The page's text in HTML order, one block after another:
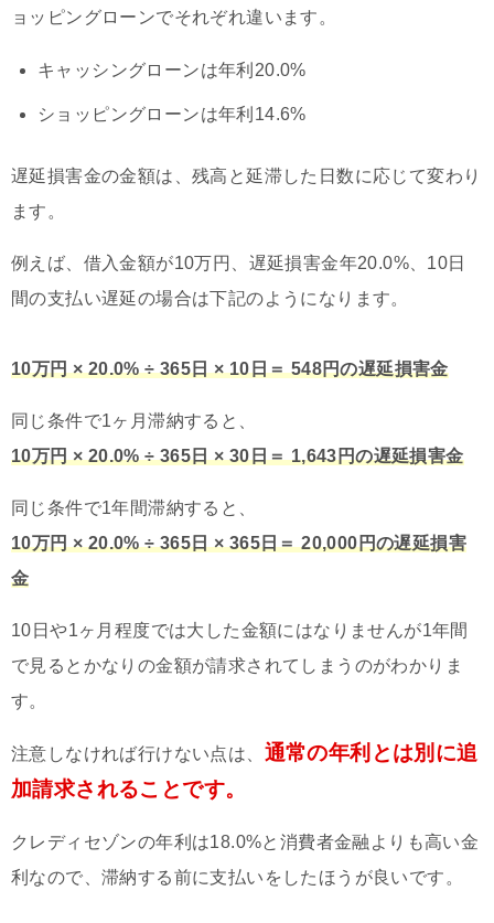
ョッピングローンでそれぞれ違います。
キャッシングローンは年利20.0%
ショッピングローンは年利14.6%
遅延損害金の金額は、残高と延滞した日数に応じて変わり
ます。
例えば、借入金額が10万円、遅延損害金年20.0%、10日
間の支払い遅延の場合は下記のようになります。
10万円 × 20.0% ÷ 365日 × 10日＝ 548円の遅延損害金
同じ条件で1ヶ月滞納すると、
10万円 × 20.0% ÷ 365日 × 30日＝ 1,643円の遅延損害金
同じ条件で1年間滞納すると、
10万円 × 20.0% ÷ 365日 × 365日＝ 20,000円の遅延損害
金
10日や1ヶ月程度では大した金額にはなりませんが1年間
で見るとかなりの金額が請求されてしまうのがわかりま
す。
注意しなければ行けない点は、 通常の年利とは別に追
加請求されることです。
クレディセゾンの年利は18.0%と消費者金融よりも高い金
利なので、滞納する前に支払いをしたほうが良いです。